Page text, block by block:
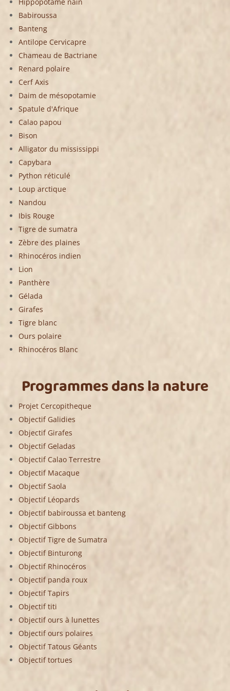
Babiroussa
Banteng
Antilope Cervicapre
Chameau de Bactriane
Renard polaire
Cerf Axis
Daim de mésopotamie
Spatule d'Afrique
Calao papou
Bison
Alligator du mississippi
Capybara
Python réticulé
Loup arctique
Nandou
Ibis Rouge
Tigre de sumatra
Zèbre des plaines
Rhinocéros indien
Lion
Panthère
Gélada
Girafes
Tigre blanc
Ours polaire
Rhinocéros Blanc
Programmes dans la nature
Projet Cercopitheque
Objectif Galidies
Objectif Girafes
Objectif Geladas
Objectif Calao Terrestre
Objectif Macaque
Objectif Saola
Objectif Léopards
Objectif babiroussa et banteng
Objectif Gibbons
Objectif Tigre de Sumatra
Objectif Binturong
Objectif Rhinocéros
Objectif panda roux
Objectif Tapirs
Objectif titi
Objectif ours à lunettes
Objectif ours polaires
Objectif Tatous Géants
Objectif tortues